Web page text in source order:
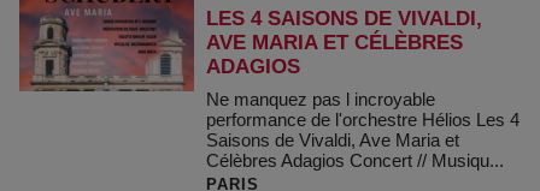
LES 4 SAISONS DE VIVALDI,
AVE MARIA ET CÉLÈBRES
ADAGIOS
Ne manquez pas l incroyable
performance de l'orchestre Hélios Les 4
Saisons de Vivaldi, Ave Maria et
Célèbres Adagios Concert // Musiqu...
PARIS